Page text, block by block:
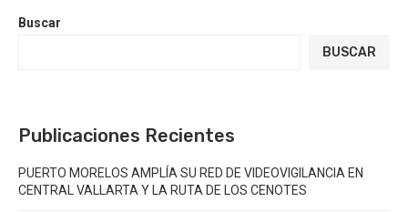
Buscar
BUSCAR
Publicaciones Recientes
PUERTO MORELOS AMPLÍA SU RED DE VIDEOVIGILANCIA EN
CENTRAL VALLARTA Y LA RUTA DE LOS CENOTES